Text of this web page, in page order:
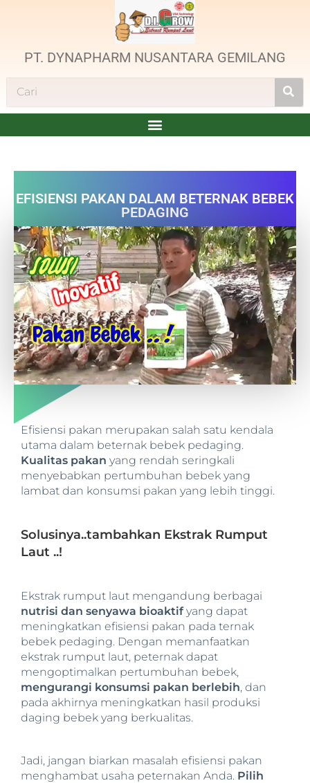
PT. DYNAPHARM NUSANTARA GEMILANG
EFISIENSI PAKAN DALAM BETERNAK BEBEK
PEDAGING
Efisiensi pakan merupakan salah satu kendala
utama dalam beternak bebek pedaging.
Kualitas pakan yang rendah seringkali
menyebabkan pertumbuhan bebek yang
lambat dan konsumsi pakan yang lebih tinggi.
Solusinya..tambahkan Ekstrak Rumput
Laut ..!
Ekstrak rumput laut mengandung berbagai
nutrisi dan senyawa bioaktifyang dapat
meningkatkan efisiensi pakan pada ternak
bebek pedaging. Dengan memanfaatkan
ekstrak rumput laut, peternak dapat
mengoptimalkan pertumbuhan bebek,
mengurangi konsumsi pakan berlebih, dan
pada akhirnya meningkatkan hasil produksi
daging bebek yang berkualitas.
Jadi, jangan biarkan masalah efisiensi pakan
menghambat usaha peternakan Anda. Pilih